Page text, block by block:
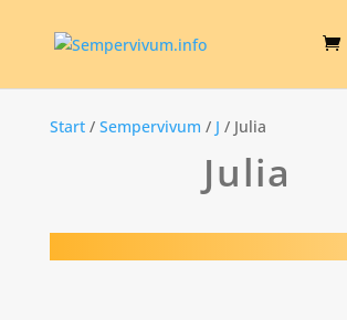
Start/ Sempervivum / J / Julia
Julia